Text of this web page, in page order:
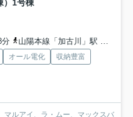
）1号棟
分
山陽本線「加古川」駅 徒歩49分
オール電化
収納豊富
マルアイ、ラ・ムー、マックスバ